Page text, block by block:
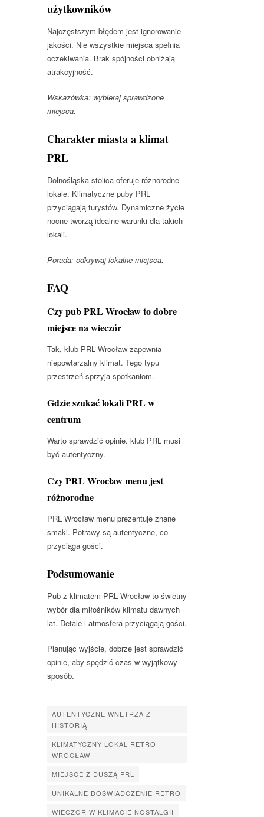
użytkowników
Najczęstszym błędem jest ignorowanie
jakości. Nie wszystkie miejsca spełnia
oczekiwania. Brak spójności obniżają
atrakcyjność.
Wskazówka: wybieraj sprawdzone
miejsca.
Charakter miasta a klimat
PRL
Dolnośląska stolica oferuje różnorodne
lokale. Klimatyczne puby PRL
przyciągają turystów. Dynamiczne życie
nocne tworzą idealne warunki dla takich
lokali.
Porada: odkrywaj lokalne miejsca.
FAQ
Czy pub PRL Wrocław to dobre
miejsce na wieczór
Tak, klub PRL Wrocław zapewnia
niepowtarzalny klimat. Tego typu
przestrzeń sprzyja spotkaniom.
Gdzie szukać lokali PRL w
centrum
Warto sprawdzić opinie. klub PRL musi
być autentyczny.
Czy PRL Wrocław menu jest
różnorodne
PRL Wrocław menu prezentuje znane
smaki. Potrawy są autentyczne, co
przyciąga gości.
Podsumowanie
Pub z klimatem PRL Wrocław to świetny
wybór dla miłośników klimatu dawnych
lat. Detale i atmosfera przyciągają gości.
Planując wyjście, dobrze jest sprawdzić
opinie, aby spędzić czas w wyjątkowy
sposób.
AUTENTYCZNE WNĘTRZA Z
HISTORIĄ
KLIMATYCZNY LOKAL RETRO
WROCŁAW
MIEJSCE Z DUSZĄ PRL
UNIKALNE DOŚWIADCZENIE RETRO
WIECZÓR W KLIMACIE NOSTALGII